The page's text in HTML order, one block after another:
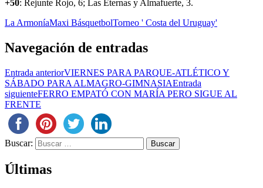
+50: Rejunte Rojo, 6; Las Eternas y Almafuerte, 3.
La ArmoníaMaxi BásquetbolTorneo ' Costa del Uruguay'
Navegación de entradas
Entrada anteriorVIERNES PARA PARQUE-ATLÉTICO Y
SÁBADO PARA ALMAGRO-GIMNASIAEntrada
siguienteFERRO EMPATÓ CON MARÍA PERO SIGUE AL
FRENTE
Buscar:
Últimas